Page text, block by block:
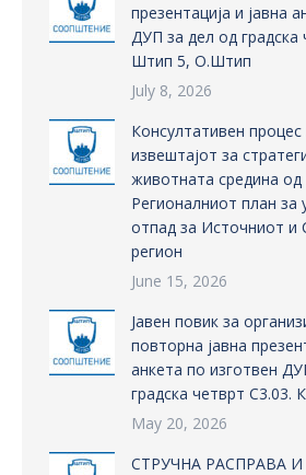
презентација и јавна
ДУП за дел од градска
Штип 5, О.Штип
July 8, 2026
Консултативен процес
извештајот за
животната средина
Регионалниот план за
отпад за Источниот и
регион
June 15, 2026
Јавен повик за
повторна јавна
анкета по изготвен
градска четврт
May 20, 2026
СТРУЧНА РАСПРАВА И